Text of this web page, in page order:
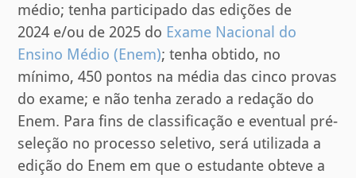
médio; tenha participado das edições de
2024 e/ou de 2025 do Exame Nacional do
Ensino Médio (Enem); tenha obtido, no
mínimo, 450 pontos na média das cinco provas
do exame; e não tenha zerado a redação do
Enem. Para fins de classificação e eventual pré-
seleção no processo seletivo, será utilizada a
edição do Enem em que o estudante obteve a